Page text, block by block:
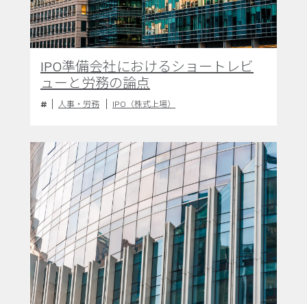
IPO準備会社におけるショートレビ
ューと労務の論点
人事・労務 IPO（株式上場）